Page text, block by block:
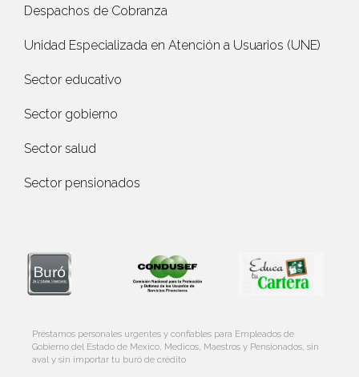
Despachos de Cobranza
Unidad Especializada en Atención a Usuarios (UNE)
Sector educativo
Sector gobierno
Sector salud
Sector pensionados
Préstamos personales urgentes y confiables para Empleados de
Gobierno del Estado de Mexico, Medicos, Maestros y Pensionados, sin
aval y sin importar tu buró de crédito